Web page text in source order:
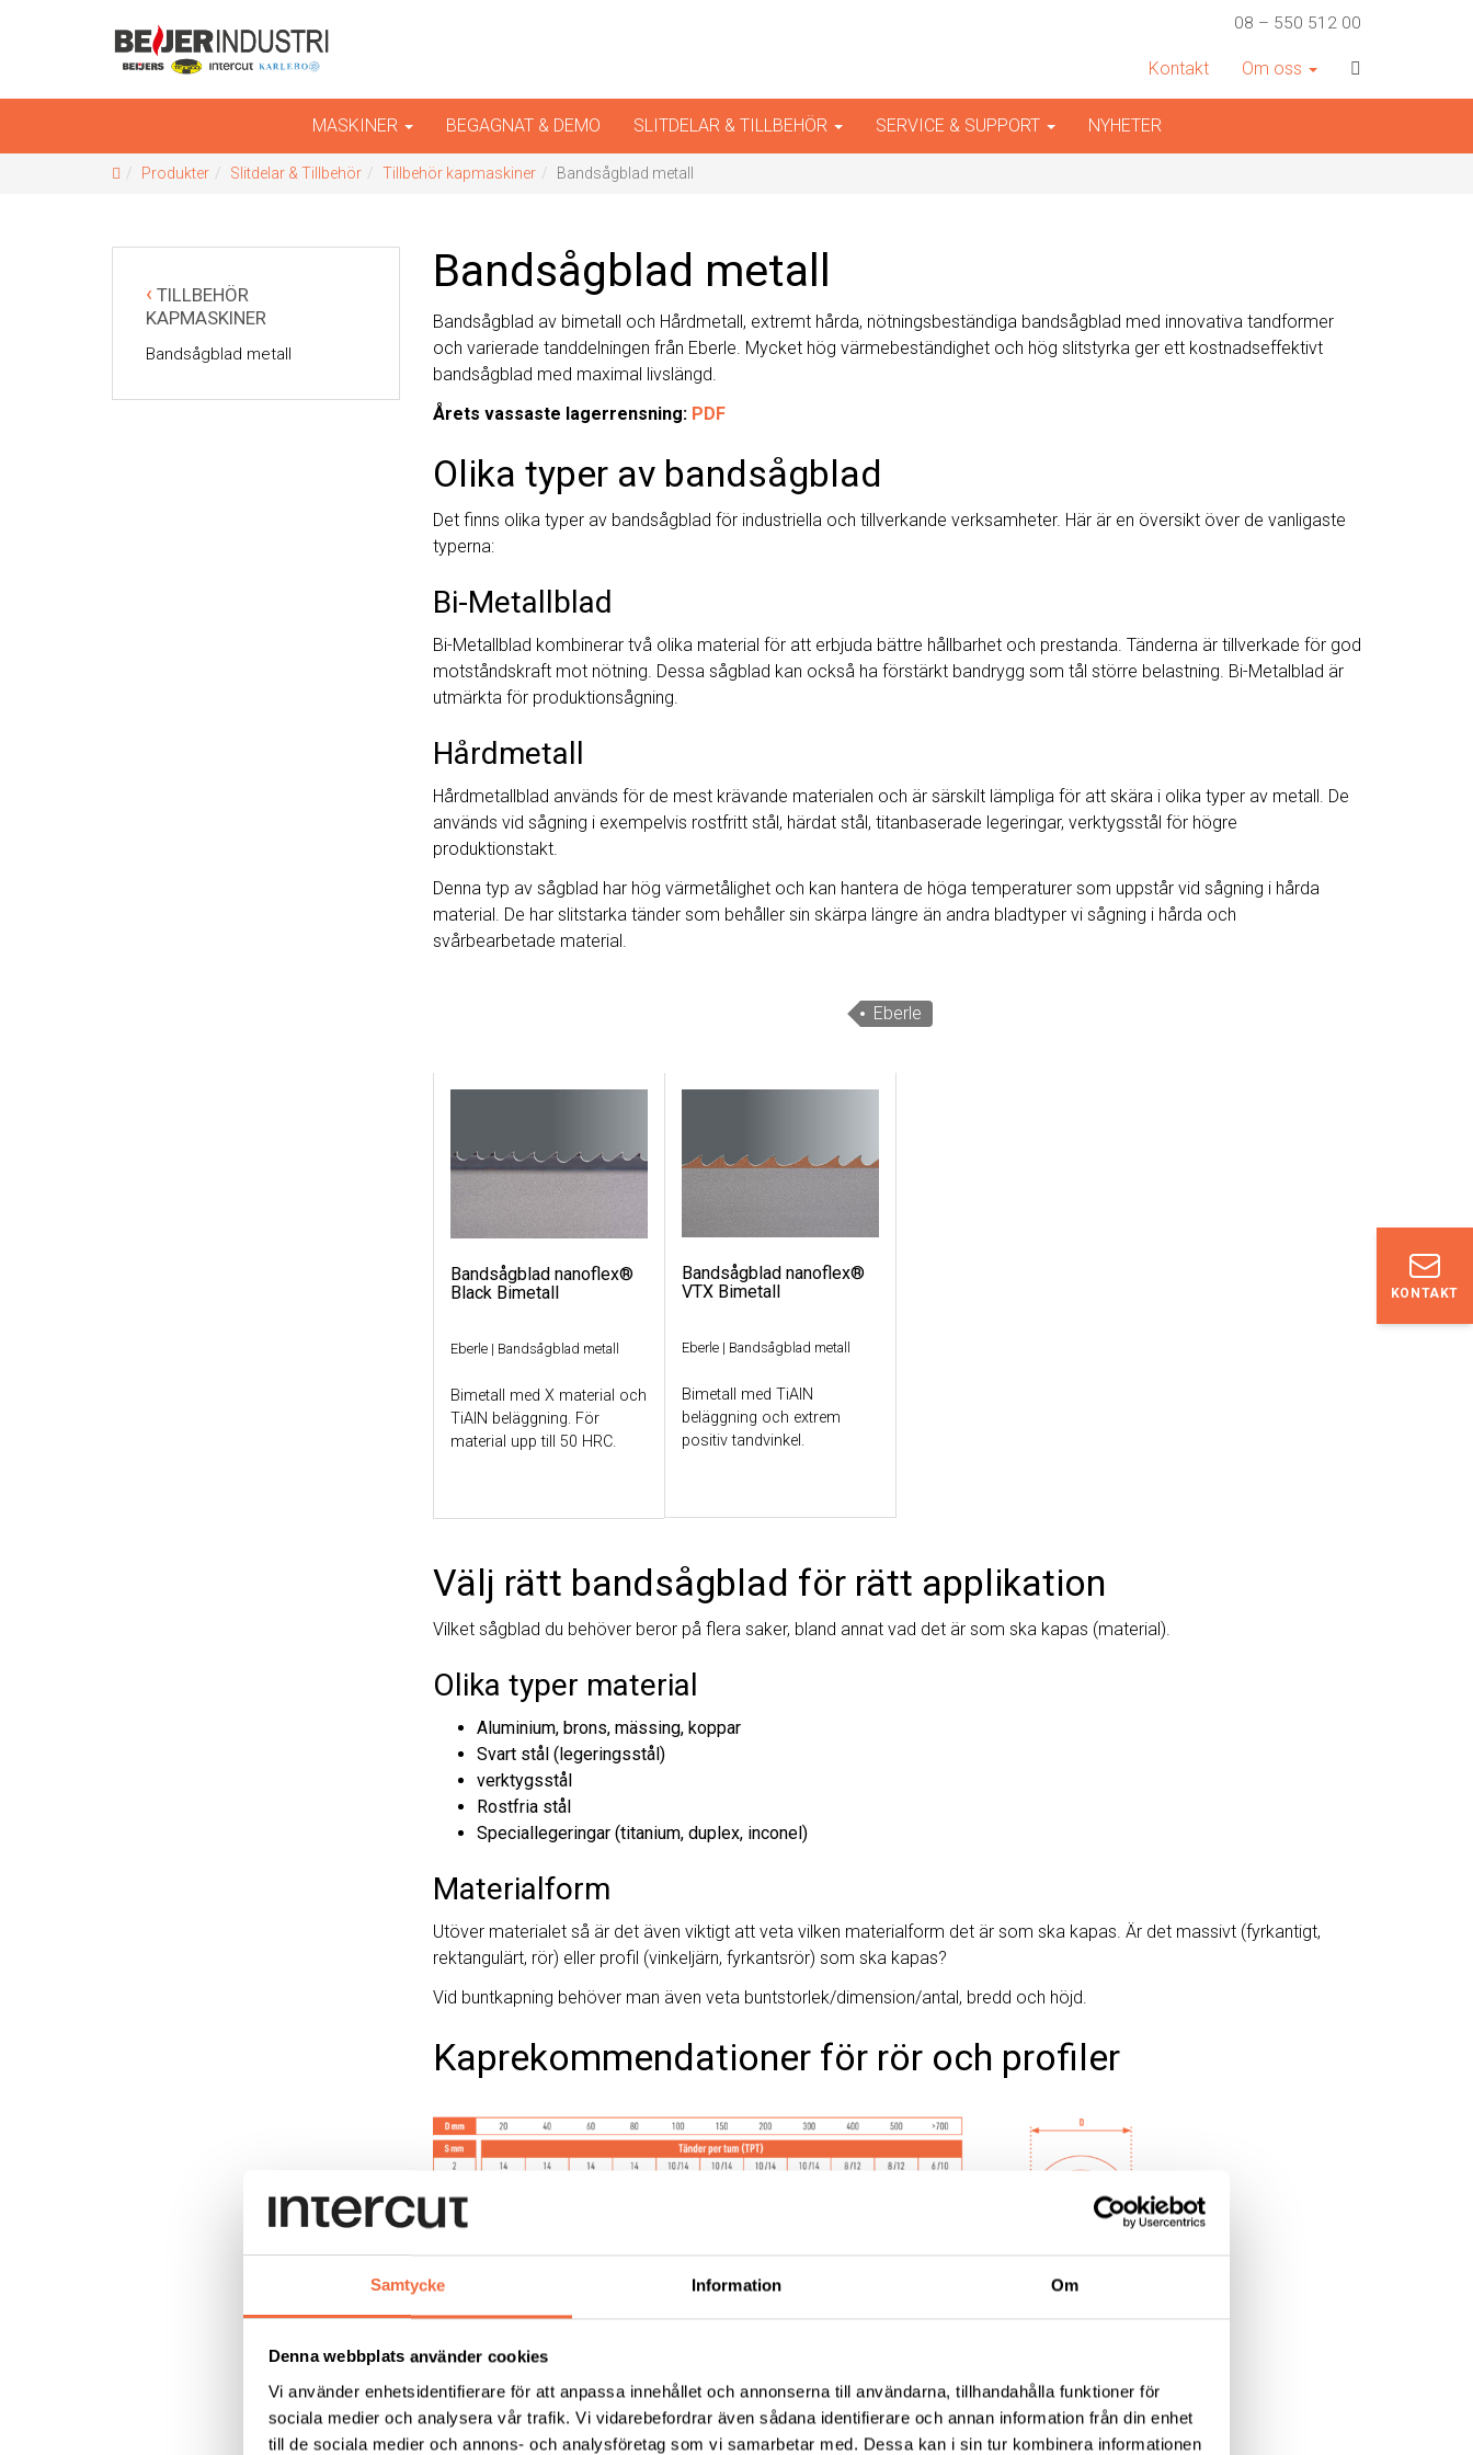
Samtycke Information Om
Denna webbplats använder cookies
Vi använder enhetsidentifierare för att anpassa innehållet och annonserna till användarna, tillhandahålla funktioner för
sociala medier och analysera vår trafik. Vi vidarebefordrar även sådana identifierare och annan information från din enhet
till de sociala medier och annons- och analysföretag som vi samarbetar med. Dessa kan i sin tur kombinera informationen
INTERCUT
Er kompletta leverantör av plåtbearbetningsmaskiner 08 – 550 512 00
Kontakt Om oss
MASKINER BEGAGNAT & DEMO SLITDELAR & TILLBEHÖR SERVICE & SUPPORT NYHETER
Produkter Slitdelar & Tillbehör Tillbehör kapmaskiner Bandsågblad metall
‹ TILLBEHÖR
KAPMASKINER
Bandsågblad metall
Bandsågblad metall
Bandsågblad av bimetall och Hårdmetall, extremt hårda, nötningsbeständiga bandsågblad med innovativa tandformer
och varierade tanddelningen från Eberle. Mycket hög värmebeständighet och hög slitstyrka ger ett kostnadseffektivt
bandsågblad med maximal livslängd.
Årets vassaste lagerrensning: PDF
Olika typer av bandsågblad
Det finns olika typer av bandsågblad för industriella och tillverkande verksamheter. Här är en översikt över de vanligaste
typerna:
Bi-Metallblad
Bi-Metallblad kombinerar två olika material för att erbjuda bättre hållbarhet och prestanda. Tänderna är tillverkade för god
motståndskraft mot nötning. Dessa sågblad kan också ha förstärkt bandrygg som tål större belastning. Bi-Metalblad är
utmärkta för produktionsågning.
Hårdmetall
Hårdmetallblad används för de mest krävande materialen och är särskilt lämpliga för att skära i olika typer av metall. De
används vid sågning i exempelvis rostfritt stål, härdat stål, titanbaserade legeringar, verktygsstål för högre
produktionstakt.
Denna typ av sågblad har hög värmetålighet och kan hantera de höga temperaturer som uppstår vid sågning i hårda
material. De har slitstarka tänder som behåller sin skärpa längre än andra bladtyper vi sågning i hårda och
svårbearbetade material.
Eberle
Bandsågblad nanoflex®
Black Bimetall
Eberle| Bandsågblad metall
Bimetall med X material och
TiAlN beläggning. För
material upp till 50 HRC.
Bandsågblad nanoflex®
VTX Bimetall
Eberle | Bandsågblad metall
Bimetall med TiAlN
beläggning och extrem
positiv tandvinkel.
Välj rätt bandsågblad för rätt applikation
Vilket sågblad du behöver beror på flera saker, bland annat vad det är som ska kapas (material).
Olika typer material
Aluminium, brons, mässing, koppar
Svart stål (legeringsstål)
verktygsstål
Rostfria stål
Speciallegeringar (titanium, duplex, inconel)
Materialform
Utöver materialet så är det även viktigt att veta vilken materialform det är som ska kapas. Är det massivt (fyrkantigt,
rektangulärt, rör) eller profil (vinkeljärn, fyrkantsrör) som ska kapas?
Vid buntkapning behöver man även veta buntstorlek/dimension/antal, bredd och höjd.
Kaprekommendationer för rör och profiler
KONTAKT